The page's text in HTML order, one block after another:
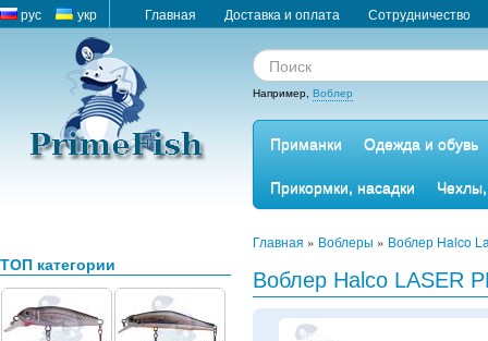
рус укр Главная Доставка и оплата Сотрудничество
Например, Воблер
Приманки
Одежда и обувь
Прикормки, насадки
ТОП категории
Главная » Воблеры » Воблер Halco
Воблер Halco LASER